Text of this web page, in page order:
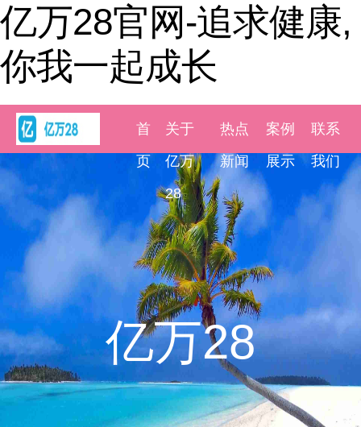
亿万28官网-追求健康,
你我一起成长
首
页
关于
亿万
28
热点
新闻
案例
展示
联系
我们
亿万28